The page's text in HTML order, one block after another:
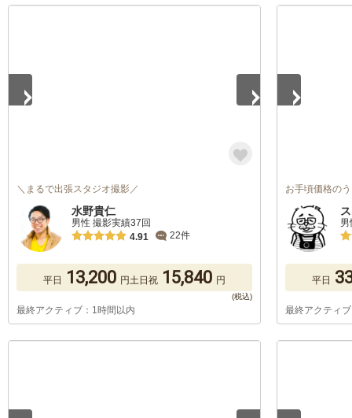
＼まるで出張スタジオ撮影／
水野貴仁
男性 撮影実績37回
4.91
22件
平日 13,200 円土日祝 15,840 円
最終アクティブ：1時間以内
お手頃価格の
平日
最終アクティ